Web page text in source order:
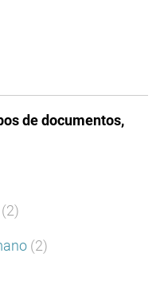
de documentos,
(2)
(2)